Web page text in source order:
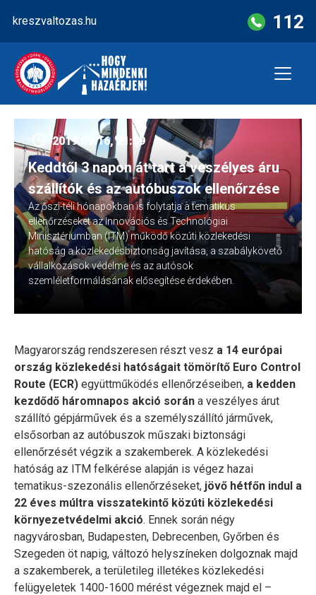
content
kreszvaltozas.hu 112
2019.09.16, 21:39
Keddtől 3 napon át tart a veszélyes áru
szállítók és az autóbuszok ellenőrzése
Az őszi-téli hónapokban is folytatja a tematikus
ellenőrzéseket az Innovációs és Technológiai
Minisztériumban (ITM) működő közúti közlekedési
hatóság a közlekedésbiztonság javítása, a szabálykövető
vállalkozások védelme és az autósok
szemléletformálásának elősegítése érdekében.
Magyarország rendszeresen részt vesz a 14 európai
ország közlekedési hatóságait tömörítő Euro Control
Route (ECR) együttműködés ellenőrzéseiben, a kedden
kezdődő háromnapos akció során a veszélyes árut
szállító gépjárművek és a személyszállító járművek,
elsősorban az autóbuszok műszaki biztonsági
ellenőrzését végzik a szakemberek. A közlekedési
hatóság az ITM felkérése alapján is végez hazai
tematikus-szezonális ellenőrzéseket, jövő hétfőn indul a
22 éves múltra visszatekintő közúti közlekedési
környezetvédelmi akció. Ennek során négy
nagyvárosban, Budapesten, Debrecenben, Győrben és
Szegeden öt napig, változó helyszíneken dolgoznak majd
a szakemberek, a területileg illetékes közlekedési
felügyeletek 1400-1600 mérést végeznek majd el –